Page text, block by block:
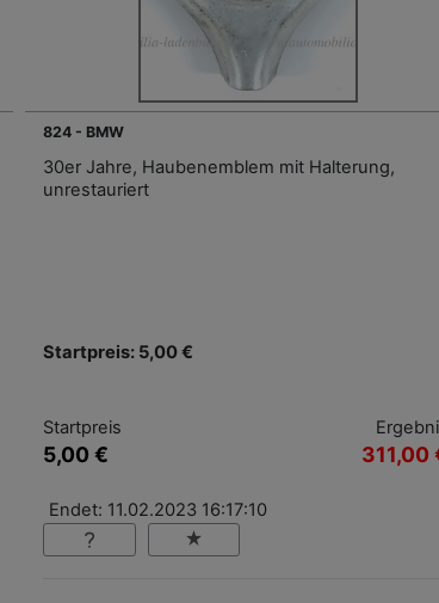
824 - BMW
30er Jahre, Haubenemblem mit Halterung,
unrestauriert
Startpreis: 5,00 €
Startpreis
5,00 € 311,00
Endet: 11.02.2023 16:17:10